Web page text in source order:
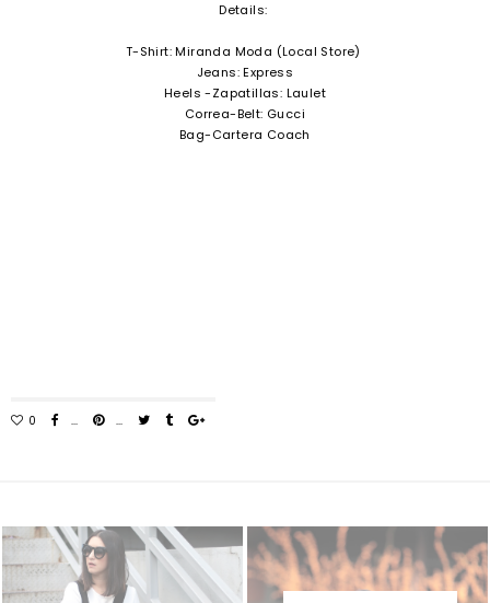
Details:
T-Shirt: Miranda Moda (Local Store)
Jeans: Express
Heels -Zapatillas: Laulet
Correa-Belt: Gucci
Bag-Cartera Coach